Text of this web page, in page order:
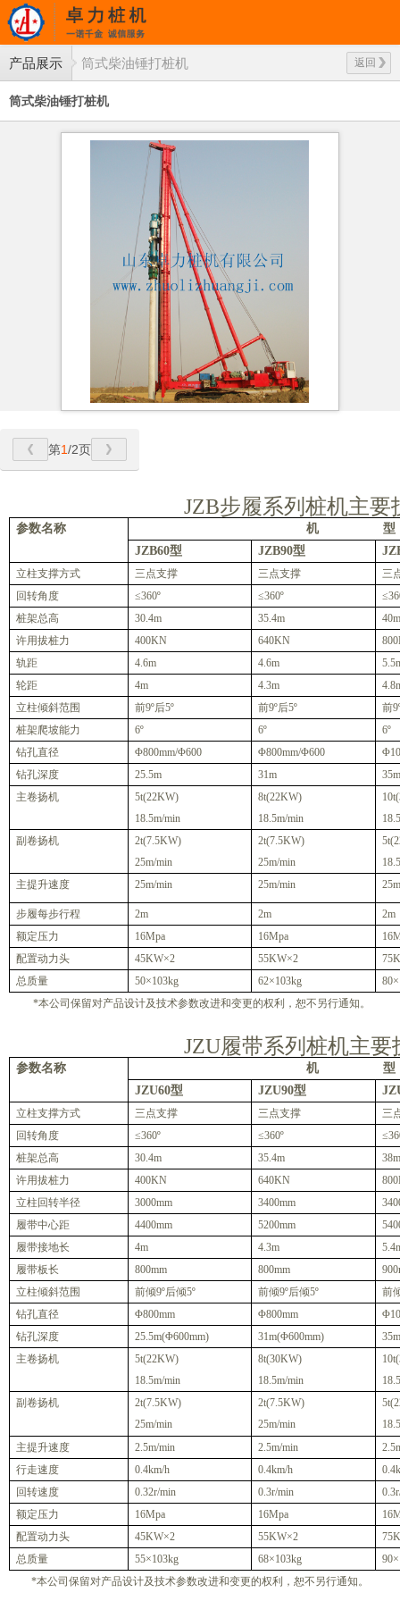
产品展示 返回
筒式柴油锤打桩机
筒式柴油锤打桩机
第1/2页
JZB步履系列桩机主要
参数名称 机
型
JZB60型 JZB90型
立柱支撑方式 三点支撑 三点支撑
三
回转角度
≤360º ≤360º
桩架总高
30.4m 35.4m
许用拔桩力
400KN 640KN
轨距
4.6m 4.6m
轮距
4m 4.3m
立柱倾斜范围
前9º后5º 前9º后5º
前
桩架爬坡能力
6º 6º 6º
钻孔直径
Φ800mm/Φ600 Φ800mm/Φ600
钻孔深度
25.5m 31m
主卷扬机
5t(22KW)
18.5m/min
8t(22KW)
18.5m/min
副卷扬机
2t(7.5KW)
25m/min
2t(7.5KW)
25m/min
主提升速度
25m/min 25m/min
步履每步行程 2m 2m
2m
额定压力
16Mpa 16Mpa
配置动力头
45KW×2 55KW×2
总质量
50×103kg 62×103kg 80
*本公司保留对产品设计及技术参数改进和变更的权利，恕不另行通知。
JZU履带系列桩机主要
参数名称 机
型
JZU60型 JZU90型
立柱支撑方式 三点支撑 三点支撑
三
回转角度
≤360º ≤360º
桩架总高
30.4m 35.4m
许用拔桩力
400KN 640KN
立柱回转半径
3000mm 3400mm
履带中心距
4400mm 5200mm
履带接地长
4m 4.3m
履带板长
800mm 800mm
立柱倾斜范围
前倾9º后倾5º 前倾9º后倾5º
前
钻孔直径
Φ800mm Φ800mm
钻孔深度
25.5m(Φ600mm) 31m(Φ600mm)
主卷扬机
5t(22KW)
18.5m/min
8t(30KW)
18.5m/min
副卷扬机
2t(7.5KW)
25m/min
2t(7.5KW)
25m/min
主提升速度
2.5m/min 2.5m/min
行走速度
0.4km/h 0.4km/h
回转速度
0.32r/min 0.3r/min
额定压力
16Mpa 16Mpa
配置动力头
45KW×2 55KW×2
总质量
55×103kg 68×103kg 90
*本公司保留对产品设计及技术参数改进和变更的权利，恕不另行通知。